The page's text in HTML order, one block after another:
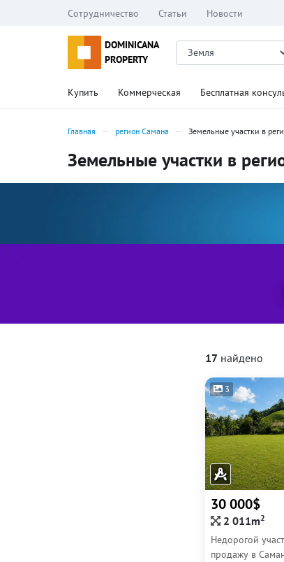
Сотрудничество Статьи Новости
DOMINICANA
PROPERTY
Купить Коммерческая Бесплатная
Главная регион Самана Земельные участки в
Земельные участки в
17найдено
3
30 000$
2 011m2
Недорогой
продажу в